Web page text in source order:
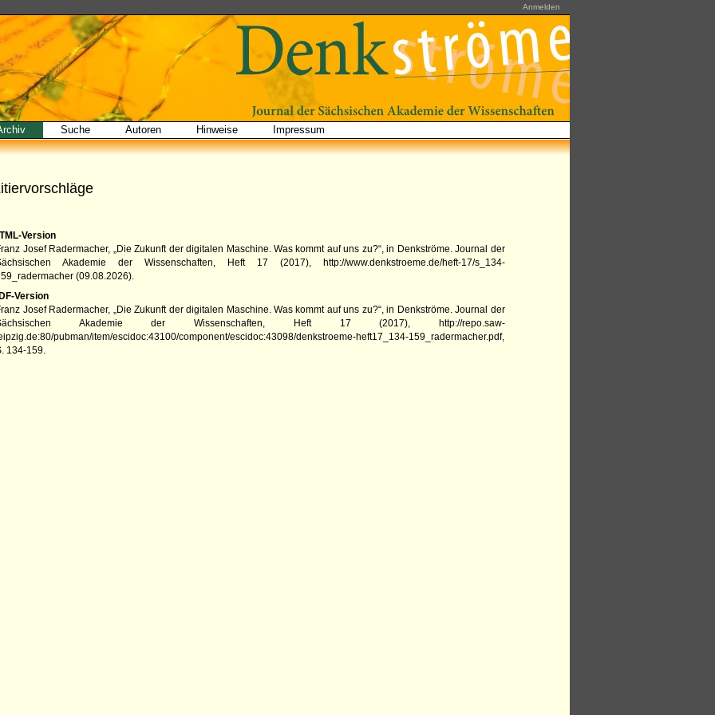
Anmelden
Suche Autoren Hinweise Impressum
Version
Josef Radermacher, „Die Zukunft der digitalen Maschine. Was kommt auf uns zu?“,in Denkströme. Journal der
Akademie der Wissenschaften
Heft 17 (2017), http://www.denkstroeme.de/heft-17/s_134-
(09.08.2026).
Version
Josef Radermacher, „Die Zukunft der digitalen Maschine. Was kommt auf uns zu?“,in Denkströme. Journal der
Akademie der Wissenschaften
Heft 17 (2017), http://repo.saw-
pubman/item/escidoc:43100/component/escidoc:43098/denkstroeme-heft17_134-159_radermacher.pdf,
134-159.